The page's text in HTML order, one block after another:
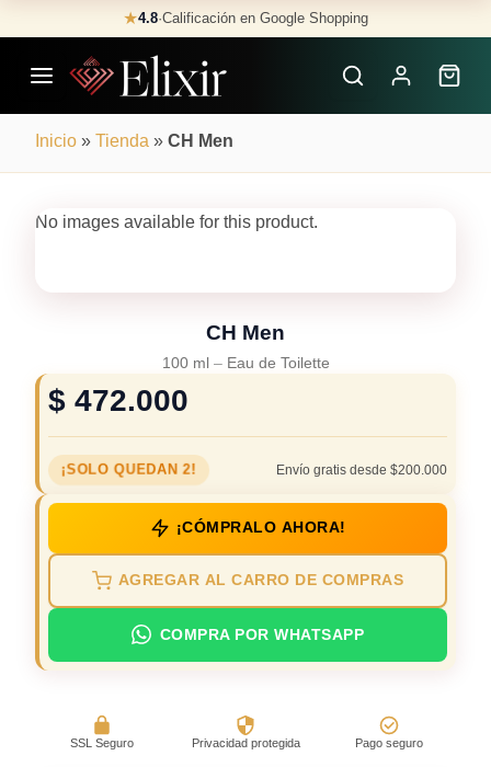
to
content
★4.8·Calificación en Google Shopping
Inicio » Tienda » CH Men
No images available for this product.
CH Men
100 ml – Eau de Toilette
$ 472.000
¡SOLO QUEDAN 2! Envío gratis desde $200.000
¡CÓMPRALO AHORA!
AGREGAR AL CARRO DE COMPRAS
COMPRA POR WHATSAPP
SSL Seguro Privacidad protegida Pago seguro